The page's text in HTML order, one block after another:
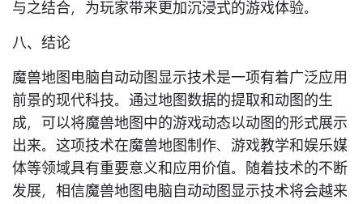
与之结合，为玩家带来更加沉浸式的游戏体验。
八、结论
魔兽地图电脑自动动图显示技术是一项有着广泛应用
前景的现代科技。通过地图数据的提取和动图的生
成，可以将魔兽地图中的游戏动态以动图的形式展示
出来。这项技术在魔兽地图制作、游戏教学和娱乐媒
体等领域具有重要意义和应用价值。随着技术的不断
发展，相信魔兽地图电脑自动动图显示技术将会越来